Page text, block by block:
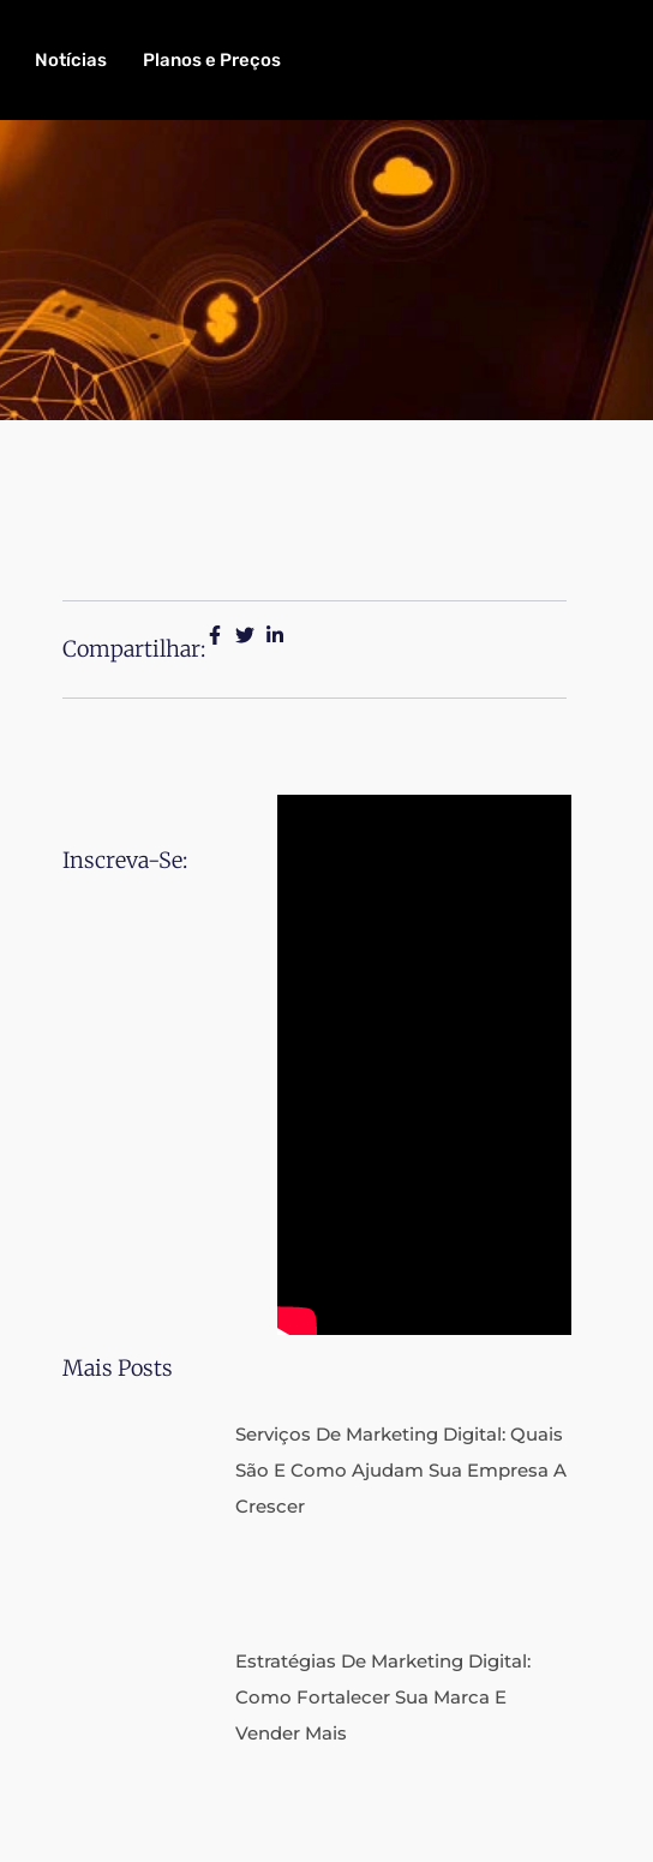
Notícias Planos e Preços
Compartilhar:
Inscreva-Se:
Mais Posts
Serviços De Marketing Digital: Quais
São E Como Ajudam Sua Empresa A
Crescer
Estratégias De Marketing Digital:
Como Fortalecer Sua Marca E
Vender Mais